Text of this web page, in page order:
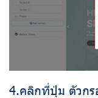
4.คลิกที่ปุ่ม ตัวกร